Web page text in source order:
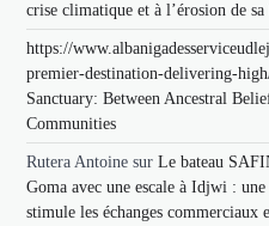
crise climatique et à l’érosion de
https://
premier-destination-delivering-
Sanctuary: Between Ancestral
Communities
Rutera Antoine surLe bateau
Goma avec une escale à Idjwi :
stimule les échanges commerciaux